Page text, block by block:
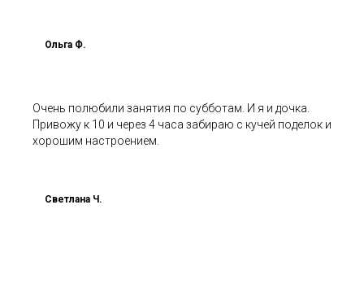
Ольга Ф.
Очень полюбили занятия по субботам. И я и дочка.
Привожу к 10 и через 4 часа забираю с кучей поделок и
хорошим настроением.
Светлана Ч.